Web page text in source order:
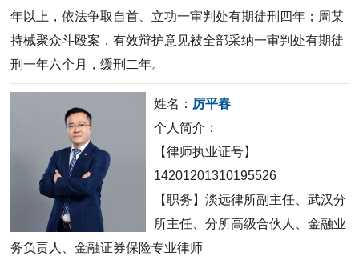
年以上，依法争取自首、立功一审判处有期徒刑四年；周某
持械聚众斗殴案，有效辩护意见被全部采纳一审判处有期徒
刑一年六个月，缓刑二年。
姓名： 厉平春
个人简介：
【律师执业证号】
14201201310195526
【职务】淡远律所副主任、武汉分
所主任、分所高级合伙人、金融业
务负责人、金融证券保险专业律师